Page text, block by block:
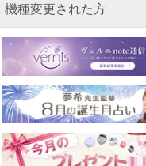
機種変更された方